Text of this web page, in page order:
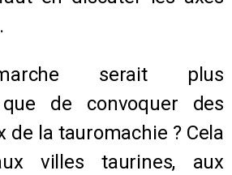
serait plus
de convoquer des
de la tauromachie ? Cela
villes taurines, aux